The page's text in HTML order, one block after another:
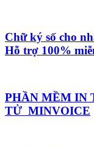
Chữ ký số cho
Hỗ trợ 100%
PHẦN MỀM IN
TỬ MINVOICE